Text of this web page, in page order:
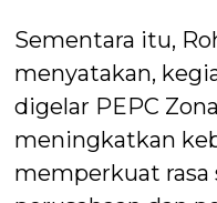
Sementara itu,
menyatakan,
digelar PEPC
meningkatkan
memperkuat rasa